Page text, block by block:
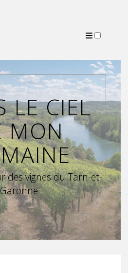
LE CIEL
MON
des vignes du Tarn-et-
Garonne